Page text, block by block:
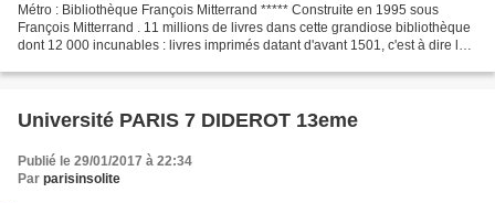
Métro : Bibliothèque François Mitterrand ***** Construite en 1995 sous
François Mitterrand . 11 millions de livres dans cette grandiose bibliothèque
dont 12 000 incunables : livres imprimés datant d'avant 1501, c'est à dire les
Université PARIS 7 DIDEROT 13eme
Publié le 29/01/2017 à 22:34
Par parisinsolite